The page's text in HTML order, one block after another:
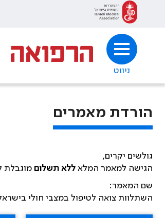
ניווט
הורדת מאמרים
גולשים יקרים,
הגישה למאמר המלאללא תשלום מוגבלת
שם המאמר:
השתלוות צואה לטיפול במצבי חולי